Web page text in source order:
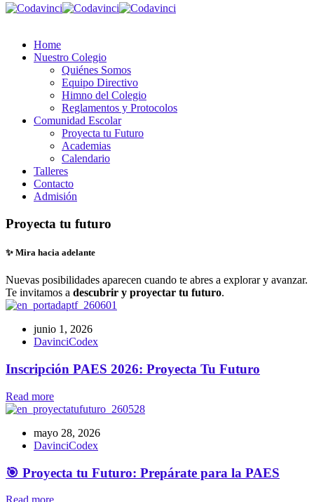
Home
Nuestro Colegio
Quiénes Somos
Equipo Directivo
Himno del Colegio
Reglamentos y Protocolos
Comunidad Escolar
Proyecta tu Futuro
Academias
Calendario
Talleres
Contacto
Admisión
Proyecta tu futuro
✨ Mira hacia adelante
Nuevas posibilidades aparecen cuando te abres a explorar y avanzar.
Te invitamos a descubrir y proyectar tu futuro.
junio 1, 2026
DavinciCodex
Inscripción PAES 2026: Proyecta Tu Futuro
Read more
mayo 28, 2026
DavinciCodex
🎯 Proyecta tu Futuro: Prepárate para la PAES